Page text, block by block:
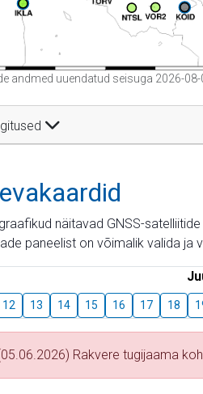
andmed uuendatud seisuga 2026-08-
näitavad GNSS-
paneelist on võimalik valida ja
12 13 14 15 16 17 18
Rakvere tugijaama